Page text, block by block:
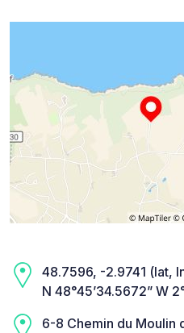
48.7596, -2.9741 (lat,
N 48°45’34.5672” W
6-8 Chemin du Moulin